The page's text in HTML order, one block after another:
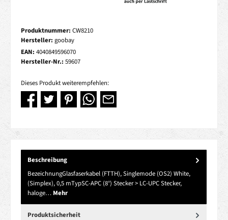
Produktnummer: CW8210
Hersteller: goobay
EAN: 4040849596070
Hersteller-Nr.: 59607
Dieses Produkt weiterempfehlen:
Beschreibung
BezeichnungGlasfaserkabel (FTTH), Singlemode (OS2) White,
(Simplex), 0,5 mTypSC-APC (8°) Stecker > LC-UPC Stecker,
haloge… Mehr
Produktsicherheit